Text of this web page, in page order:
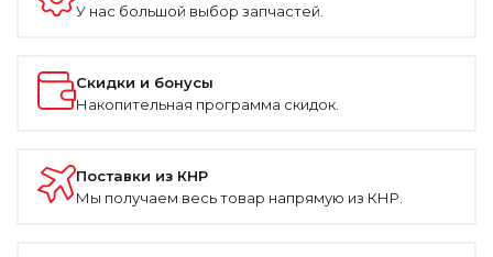
У нас большой выбор запчастей.
Скидки и бонусы
Накопительная программа скидок.
Поставки из КНР
Мы получаем весь товар напрямую из КНР.